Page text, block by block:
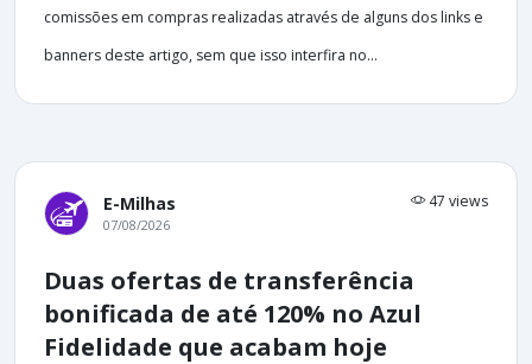
comissões em compras realizadas através de alguns dos links e
banners deste artigo, sem que isso interfira no...
E-Milhas 47 views
07/08/2026
Duas ofertas de transferência
bonificada de até 120% no Azul
Fidelidade que acabam hoje